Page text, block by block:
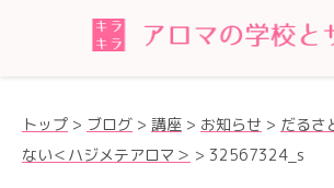
トップ > ブログ > 講座 > お知らせ > だるさ
ない＜ハジメテアロマ＞ > 32567324_s